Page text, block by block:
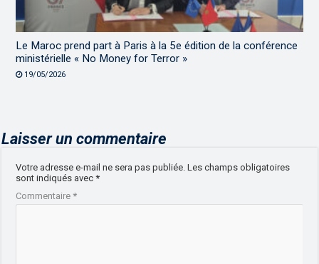
Le Maroc prend part à Paris à la 5e édition de la conférence
ministérielle « No Money for Terror »
19/05/2026
Laisser un commentaire
Votre adresse e-mail ne sera pas publiée. Les champs obligatoires
sont indiqués avec*
Commentaire*